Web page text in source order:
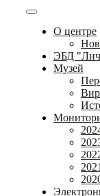
О центре
ЭБД
Музей
2021